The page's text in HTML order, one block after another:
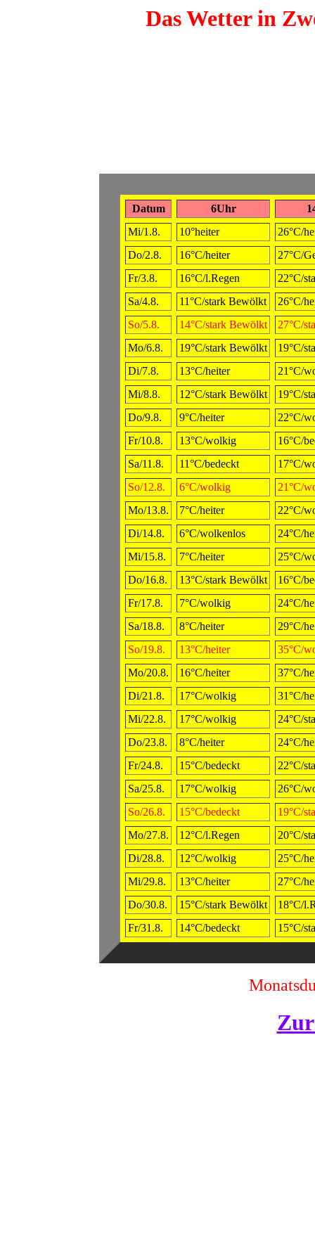
Das Wetter in
Datum 6Uhr
Mi/1.8.
10°heiter
26°C/
Do/2.8.
16°C/heiter
27°C/
Fr/3.8.
16°C/l.Regen
22°C/
Sa/4.8.
11°C/stark Bewölkt
26°C/
So/5.8.
14°C/stark Bewölkt
27°C/
Mo/6.8.
19°C/stark Bewölkt
19°C/
Di/7.8.
13°C/heiter
21°C/
Mi/8.8.
12°C/stark Bewölkt
19°C/
Do/9.8.
9°C/heiter
22°C/
Fr/10.8.
13°C/wolkig
16°C/
Sa/11.8.
11°C/bedeckt
17°C/
So/12.8.
6°C/wolkig
21°C/
Mo/13.8.
7°C/heiter
22°C/
Di/14.8.
6°C/wolkenlos
24°C/
Mi/15.8.
7°C/heiter
25°C/
Do/16.8.
13°C/stark Bewölkt
16°C/
Fr/17.8.
7°C/wolkig
24°C/
Sa/18.8.
8°C/heiter
29°C/
So/19.8.
13°C/heiter
35°C/
Mo/20.8.
16°C/heiter
37°C/
Di/21.8.
17°C/wolkig
31°C/
Mi/22.8.
17°C/wolkig
24°C/
Do/23.8.
8°C/heiter
24°C/
Fr/24.8.
15°C/bedeckt
22°C/
Sa/25.8.
17°C/wolkig
26°C/
So/26.8.
15°C/bedeckt
19°C/
Mo/27.8.
12°C/l.Regen
20°C/
Di/28.8.
12°C/wolkig
25°C/
Mi/29.8.
13°C/heiter
27°C/
Do/30.8.
15°C/stark Bewölkt
18°C/
Fr/31.8.
14°C/bedeckt 15°C/